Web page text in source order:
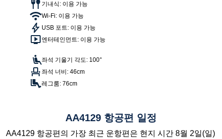
기내식: 이용 가능
Wi-Fi: 이용 가능
USB 포트: 이용 가능
엔터테인먼트: 이용 가능
좌석 기울기 각도: 100°
좌석 너비: 46cm
레그룸: 76cm
AA4129 항공편 일정
AA4129 항공편의 가장 최근 운항편은 현지 시간 8월 2일(일)